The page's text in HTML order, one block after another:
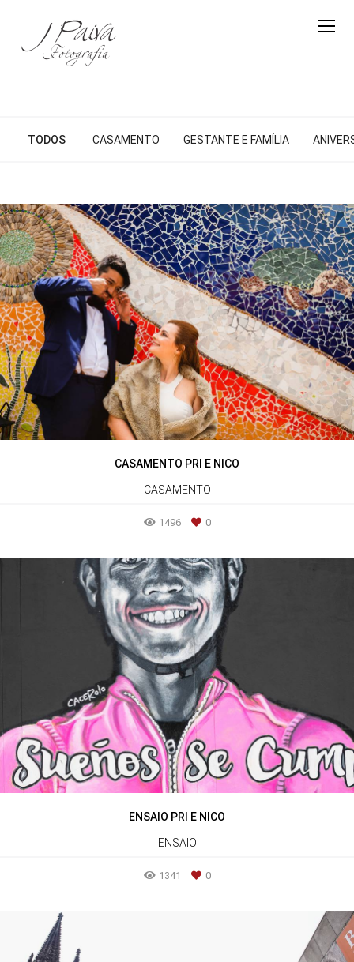
TODOS CASAMENTO GESTANTE E FAMÍLIA
CASAMENTO PRI E NICO
CASAMENTO
1496 0
ENSAIO PRI E NICO
ENSAIO
1341 0